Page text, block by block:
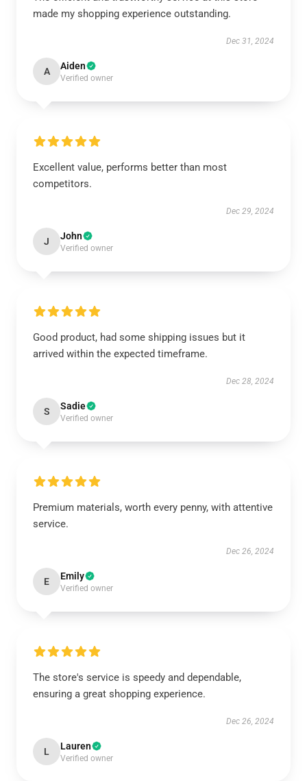
made my shopping experience outstanding.
Dec 31, 2024
A Aiden
Verified owner
Excellent value, performs better than most
competitors.
Dec 29, 2024
J John
Verified owner
Good product, had some shipping issues but it
arrived within the expected timeframe.
Dec 28, 2024
S Sadie
Verified owner
Premium materials, worth every penny, with attentive
service.
Dec 26, 2024
E Emily
Verified owner
The store's service is speedy and dependable,
ensuring a great shopping experience.
Dec 26, 2024
L Lauren
Verified owner